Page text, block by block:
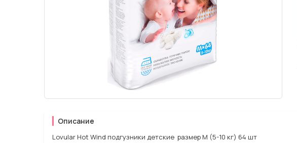
Описание
Lovular Hot Wind подгузники детские размер M (5-10 кг) 64 шт